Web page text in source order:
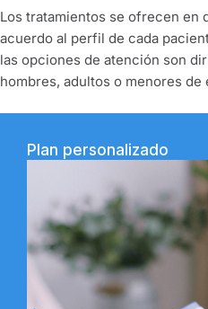
Los tratamientos se ofrecen en
acuerdo al perfil de cada
las opciones de atención son
hombres, adultos o menores de
Plan personalizado